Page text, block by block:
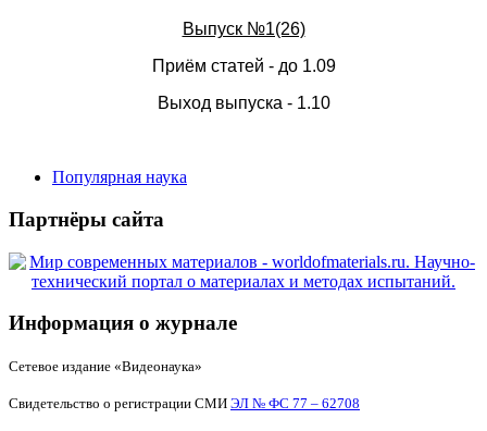
Выпуск №1(26)
Приём статей - до 1.09
Выход выпуска - 1.10
Популярная наука
Партнёры сайта
Информация о журнале
Сетевое издание «Видеонаука»
Свидетельство о регистрации СМИ ЭЛ № ФС 77 – 62708